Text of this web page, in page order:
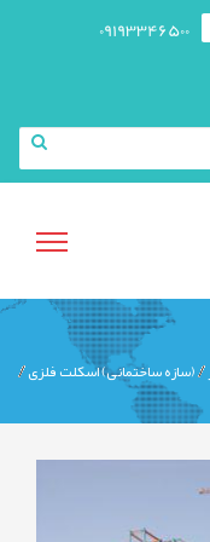
09193346500
(سازه ساختمانی) اسکلت فلزی